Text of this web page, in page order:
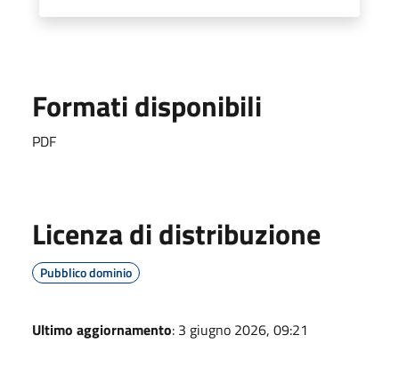
Formati disponibili
PDF
Licenza di distribuzione
Pubblico dominio
Ultimo aggiornamento: 3 giugno 2026, 09:21